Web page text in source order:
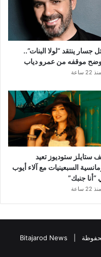
جسار ينتقد “لولا البنات”..
موقفه من عمرو دياب
منذ 22 ساعة
ستايلز ستوديوز تعيد
السبعينيات مع آلاء أيوب
“أنا جنبك”
منذ 22 ساعة
Bitajarod News